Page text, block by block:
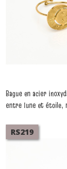
Bague en acier
entre lune et étoile,
RS219